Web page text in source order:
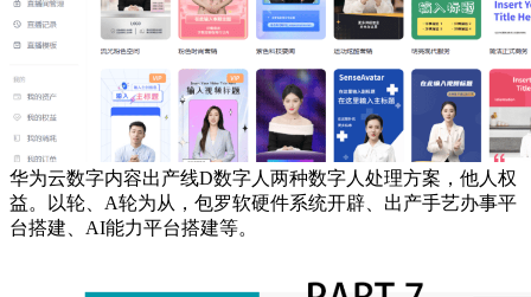
华为云数字内容出产线D数字人两种数字人处理方案，他人权
益。以轮、A轮为从，包罗软硬件系统开辟、出产手艺办事平
台搭建、AI能力平台搭建等。